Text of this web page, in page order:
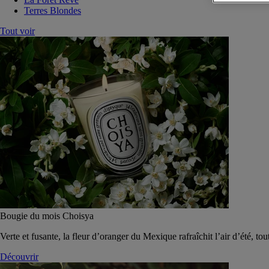
Terres Blondes
Tout voir
Bougie du mois Choisya
Verte et fusante, la fleur d’oranger du Mexique rafraîchit l’air d’été,
Découvrir